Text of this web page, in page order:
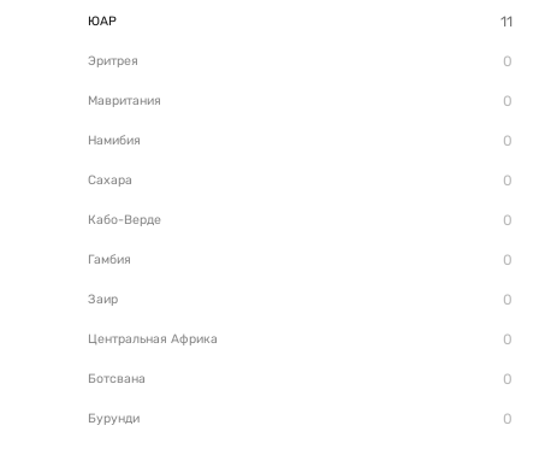
ЮАР
Эритрея
Мавритания
Намибия
Сахара
Кабо-Верде
Гамбия
Заир
Центральная Африка
Ботсвана
Бурунди